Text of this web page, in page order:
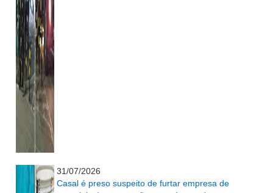
31/07/2026
Casal é preso suspeito de furtar empresa de